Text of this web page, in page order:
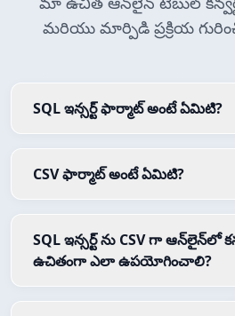
మరియు మార్పిడి ప్రక్రియ
SQL ఇన్సర్ట్ ఫార్మాట్ అంటే ఏమిటి?
CSV ఫార్మాట్ అంటే ఏమిటి?
SQL ఇన్సర్ట్ ను CSV గా ఆన్‌లైన్‌లో
ఉచితంగా ఎలా ఉపయోగించాలి?